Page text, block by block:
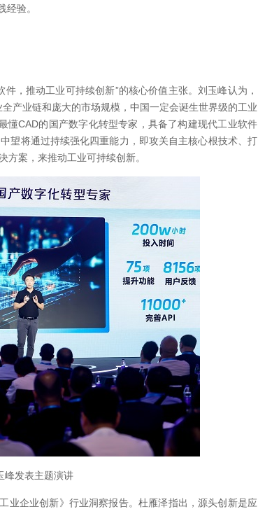
验。
，推动工业可持续创新”的核心价值主张。刘玉峰认为，
产业链和庞大的市场规模，中国一定会诞生世界级的工业
懂CAD的国产数字化转型专家，具备了构建现代工业软件
望将通过持续强化四重能力，即攻关自主核心根技术、打
案，来推动工业可持续创新。
峰发表主题演讲
业企业创新》行业洞察报告。杜雁泽指出，源头创新是应